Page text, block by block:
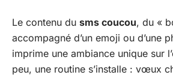
Le contenu du sms coucou, du «
accompagné d’un emoji ou d’une
imprime une ambiance unique sur
peu, une routine s’installe : vœux